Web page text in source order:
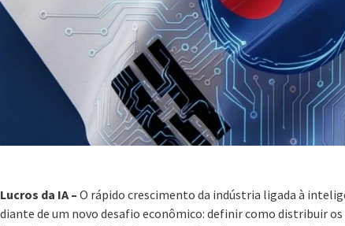
Lucros da IA – O rápido crescimento da indústria ligada à
diante de um novo desafio econômico: definir como distribuir